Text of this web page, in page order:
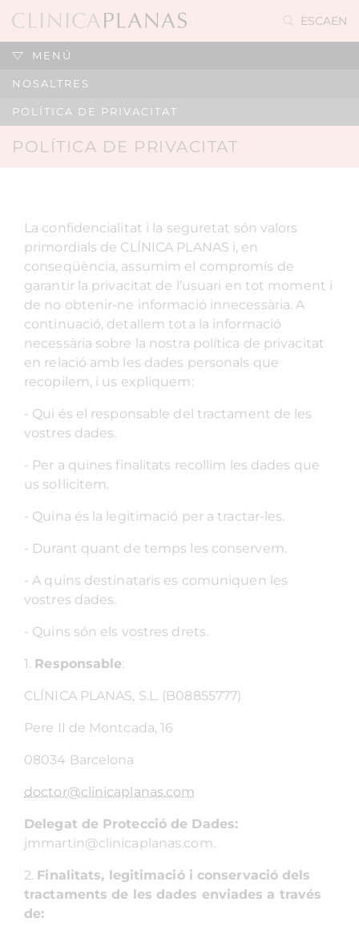
ESCAEN
MENÚ
NOSALTRES
POLÍTICA DE PRIVACITAT
POLÍTICA DE PRIVACITAT
La confidencialitat i la seguretat són valors
primordials de CLÍNICA PLANAS i, en
conseqüència, assumim el compromís de
garantir la privacitat de l’usuari en tot moment i
de no obtenir-ne informació innecessària. A
continuació, detallem tota la informació
necessària sobre la nostra política de privacitat
en relació amb les dades personals que
recopilem, i us expliquem:
- Qui és el responsable del tractament de les
vostres dades.
- Per a quines finalitats recollim les dades que
us sol·licitem.
- Quina és la legitimació per a tractar-les.
- Durant quant de temps les conservem.
- A quins destinataris es comuniquen les
vostres dades.
- Quins són els vostres drets.
1. Responsable:
CLÍNICA PLANAS, S.L. (B08855777)
Pere II de Montcada, 16
08034 Barcelona
doctor@clinicaplanas.com
Delegat de Protecció de Dades:
jmmartin@clinicaplanas.com.
2. Finalitats, legitimació i conservació dels
tractaments de les dades enviades a través
de: